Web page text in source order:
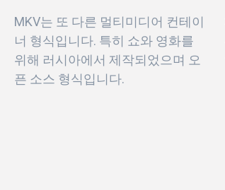
MKV는 또 다른 멀티미디어 컨테이
너 형식입니다. 특히 쇼와 영화를
위해 러시아에서 제작되었으며 오
픈 소스 형식입니다.